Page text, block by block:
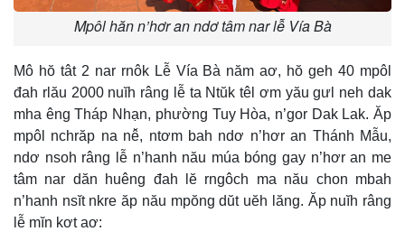
Mpôl hăn n’hơr an ndơ tâm nar lễ Vía Bà
Mô hŏ tât 2 nar rnôk Lễ Vía Bà năm aơ, hŏ geh 40 mpôl
đah rlău 2000 nuĭh râng lễ ta Ntŭk têl ơm yău gưl neh dak
mha êng Tháp Nhạn, phường Tuy Hòa, n’gor Dak Lak. Ăp
mpôl nchrăp na nê̆, ntơm bah ndơ n’hơr an Thánh Mẫu,
ndơ nsoh râng lễ n’hanh nău múa bóng gay n’hơr an me
tâm nar dăn huêng đah lĕ rngôch ma nău chon mbah
n’hanh nsĭt nkre ăp nău mpŏng dŭt uĕh lăng. Ăp nuĭh râng
lễ mĭn kơt aơ: